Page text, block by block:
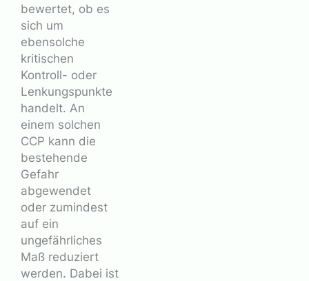
bewertet, ob es
sich um
ebensolche
kritischen
Kontroll- oder
Lenkungspunkte
handelt. An
einem solchen
CCP kann die
bestehende
Gefahr
abgewendet
oder zumindest
auf ein
ungefährliches
Maß reduziert
werden. Dabei ist